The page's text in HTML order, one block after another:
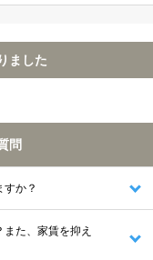
ました
問
すか？
た、家賃を抑え